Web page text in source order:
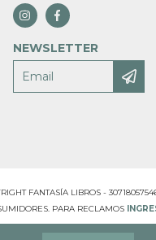
NEWSLETTER
FANTASÍA LIBROS -
PARA RECLAMOS